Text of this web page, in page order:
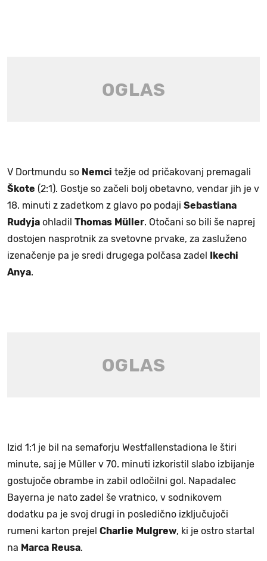
V Dortmundu so Nemci težje od pričakovanj premagali
Škote (2:1). Gostje so začeli bolj obetavno, vendar jih je v
18. minuti z zadetkom z glavo po podaji Sebastiana
Rudyja ohladil Thomas Müller. Otočani so bili še naprej
dostojen nasprotnik za svetovne prvake, za zasluženo
izenačenje pa je sredi drugega polčasa zadel
Ikechi
Anya.
Izid 1:1 je bil na semaforju Westfallenstadiona le štiri
minute, saj je Müller v 70. minuti izkoristil slabo izbijanje
gostujoče obrambe in zabil odločilni gol. Napadalec
Bayerna je nato zadel še vratnico, v sodnikovem
dodatku pa je svoj drugi in posledično izključujoči
rumeni karton prejel Charlie Mulgrew, ki je ostro startal
na Marca Reusa.